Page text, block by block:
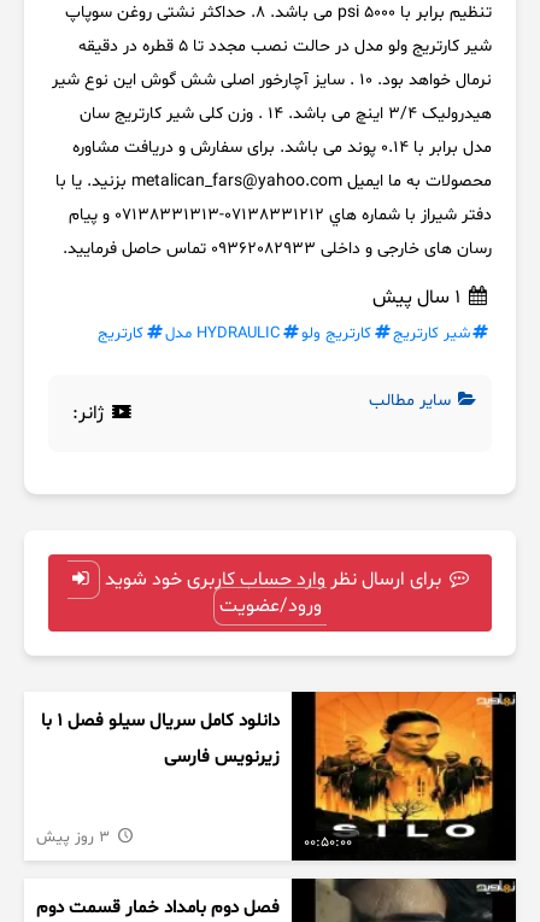
تنظیم برابر با 5000 psi می باشد. 8. حداکثر نشتی روغن سوپاپ
شیر کارتریج ولو مدل در حالت نصب مجدد تا 5 قطره در دقیقه
نرمال خواهد بود. 10 . سایز آچارخور اصلی شش گوش این نوع شیر
هیدرولیک 3/4 اینچ می باشد. 14 . وزن کلی شیر کارتریج سان
مدل برابر با 0.14 پوند می باشد. برای سفارش و دریافت مشاوره
محصولات به ما ایمیل metalican_fars@yahoo.com بزنید. یا با
دفتر شیراز با شماره هاي 07138331212-07138331313 و پیام
رسان های خارجی و داخلی 09362082933 تماس حاصل فرمایید.
شیر کارتریج کارتریج ولو HYDRAULIC مدل کارتریج
سایر مطالب ژانر:
برای ارسال نظر وارد حساب کاربری خود شوید
ورود/عضویت
00:50:00
دانلود کامل سریال سیلو فصل ۱ با
زیرنویس فارسی
فصل دوم بامداد خمار قسمت دوم